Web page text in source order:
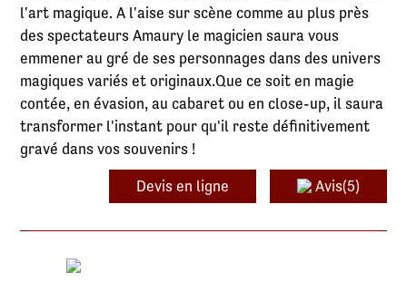
l'art magique. A l'aise sur scène comme au plus près
des spectateurs Amaury le magicien saura vous
emmener au gré de ses personnages dans des univers
magiques variés et originaux.Que ce soit en magie
contée, en évasion, au cabaret ou en close-up, il saura
transformer l'instant pour qu'il reste définitivement
gravé dans vos souvenirs !
Devis en ligne Avis(5)